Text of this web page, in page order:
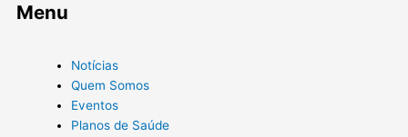
Menu
Notícias
Quem Somos
Eventos
Planos de Saúde